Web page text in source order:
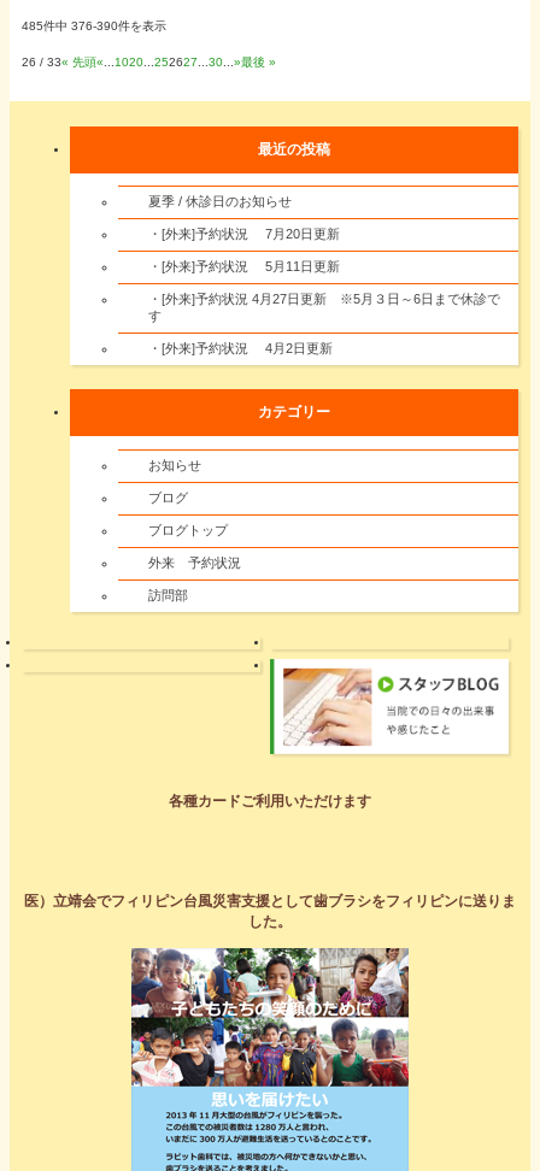
485件中 376-390件を表示
26 / 33« 先頭« 1020 252627 30 »最後 »
最近の投稿
夏季 / 休診日のお知らせ
・[外来]予約状況 7月20日更新
・[外来]予約状況 5月11日更新
・[外来]予約状況 4月27日更新 ※5月３日～6日まで休診で
す
・[外来]予約状況 4月2日更新
カテゴリー
お知らせ
ブログ
ブログトップ
外来 予約状況
訪問部
各種カードご利用いただけます
医）立靖会でフィリピン台風災害支援として歯ブラシをフィリピンに送りま
した。